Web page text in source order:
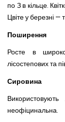
по З в кільце.
Цвіте у березні —
Поширення
Росте в
лісостепових та
Сировина
неофіцинальна.